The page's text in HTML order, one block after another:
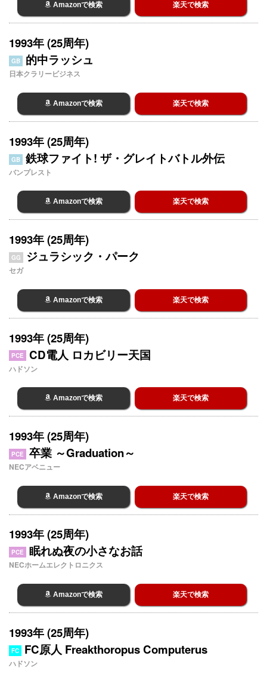
Amazonで検索 楽天で検索
1993年 (25周年)
GB 的中ラッシュ
日本クラリービジネス
Amazonで検索 楽天で検索
1993年 (25周年)
GB 鉄球ファイト! ザ・グレイトバトル外伝
バンプレスト
Amazonで検索 楽天で検索
1993年 (25周年)
GG ジュラシック・パーク
セガ
Amazonで検索 楽天で検索
1993年 (25周年)
PCE CD電人 ロカビリー天国
ハドソン
Amazonで検索 楽天で検索
1993年 (25周年)
PCE 卒業 ～Graduation～
NECアベニュー
Amazonで検索 楽天で検索
1993年 (25周年)
PCE 眠れぬ夜の小さなお話
NECホームエレクトロニクス
Amazonで検索 楽天で検索
1993年 (25周年)
FC FC原人 Freakthoropus Computerus
ハドソン